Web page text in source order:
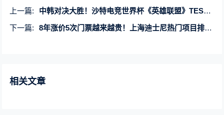
上一篇:
中韩对决大胜！沙特电竞世界杯《英雄联盟》TES零封GEN：晋级四强
下一篇:
8年涨价5次门票越来越贵！上海迪士尼热门项目排队超1小时引热议：你会去吗
相关文章